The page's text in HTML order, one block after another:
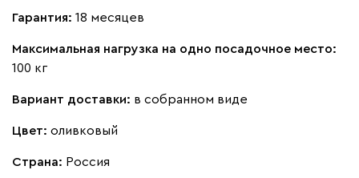
Виридис
Гарантия: 18 месяцев
Максимальная нагрузка на одно посадочное место:
100 кг
Вариант доставки: в собранном виде
Цвет: оливковый
Страна: Россия